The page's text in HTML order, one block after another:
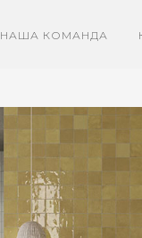
НАША КОМАНДА